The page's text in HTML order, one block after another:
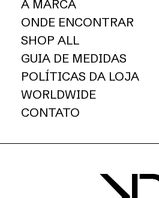
A MARCA
ONDE ENCONTRAR
SHOP ALL
GUIA DE MEDIDAS
POLÍTICAS DA LOJA
WORLDWIDE
CONTATO